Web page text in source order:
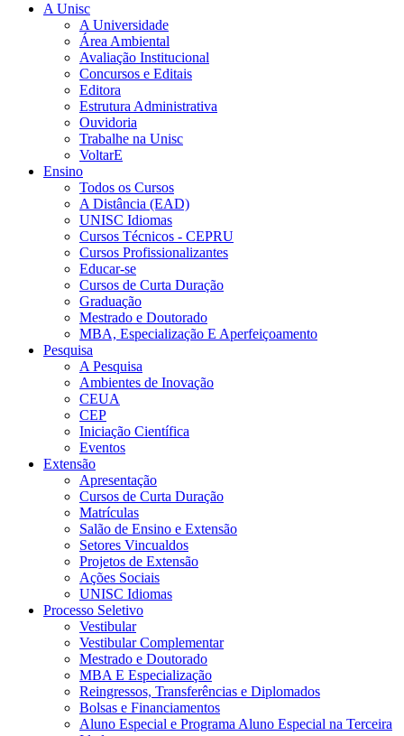
A Unisc
A Universidade
Área Ambiental
Avaliação Institucional
Concursos e Editais
Editora
Estrutura Administrativa
Ouvidoria
Trabalhe na Unisc
VoltarE
Ensino
Todos os Cursos
A Distância (EAD)
UNISC Idiomas
Cursos Técnicos - CEPRU
Cursos Profissionalizantes
Educar-se
Cursos de Curta Duração
Graduação
Mestrado e Doutorado
MBA, Especialização E Aperfeiçoamento
Pesquisa
A Pesquisa
Ambientes de Inovação
CEUA
CEP
Iniciação Científica
Eventos
Extensão
Apresentação
Cursos de Curta Duração
Matrículas
Salão de Ensino e Extensão
Setores Vincualdos
Projetos de Extensão
Ações Sociais
UNISC Idiomas
Processo Seletivo
Vestibular
Vestibular Complementar
Mestrado e Doutorado
MBA E Especialização
Reingressos, Transferências e Diplomados
Bolsas e Financiamentos
Aluno Especial e Programa Aluno Especial na Terceira